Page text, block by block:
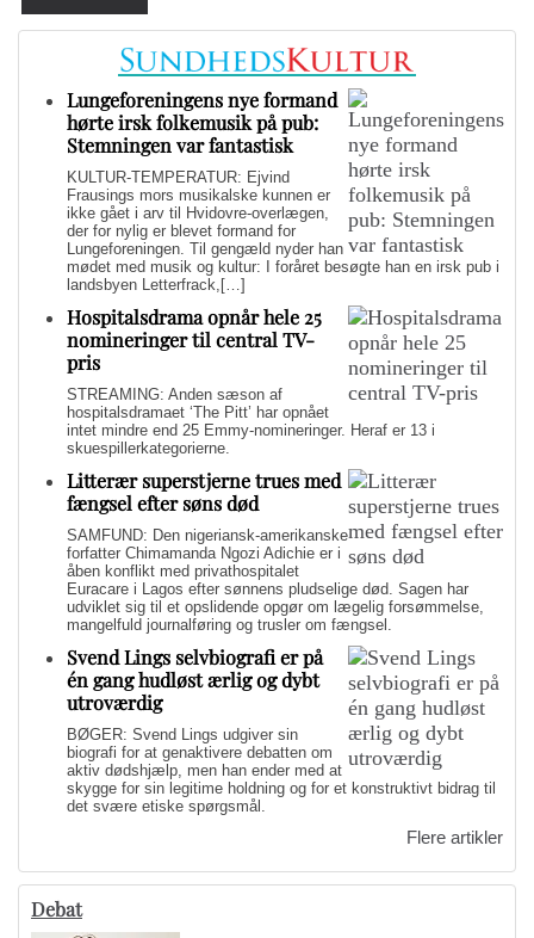
Lungeforeningens nye formand
hørte irsk folkemusik på pub:
Stemningen var fantastisk
KULTUR-TEMPERATUR: Ejvind
Frausings mors musikalske kunnen er
ikke gået i arv til Hvidovre-overlægen,
der for nylig er blevet formand for
Lungeforeningen. Til gengæld nyder han
mødet med musik og kultur: I foråret besøgte han en irsk pub i
landsbyen Letterfrack,[…]
Hospitalsdrama opnår hele 25
nomineringer til central TV-
pris
STREAMING: Anden sæson af
hospitalsdramaet ‘The Pitt’ har opnået
intet mindre end 25 Emmy-nomineringer. Heraf er 13 i
skuespillerkategorierne.
Litterær superstjerne trues med
fængsel efter søns død
SAMFUND: Den nigeriansk-amerikanske
forfatter Chimamanda Ngozi Adichie er i
åben konflikt med privathospitalet
Euracare i Lagos efter sønnens pludselige død. Sagen har
udviklet sig til et opslidende opgør om lægelig forsømmelse,
mangelfuld journalføring og trusler om fængsel.
Svend Lings selvbiografi er på
én gang hudløst ærlig og dybt
utroværdig
BØGER: Svend Lings udgiver sin
biografi for at genaktivere debatten om
aktiv dødshjælp, men han ender med at
skygge for sin legitime holdning og for et konstruktivt bidrag til
det svære etiske spørgsmål.
Flere artikler
Debat